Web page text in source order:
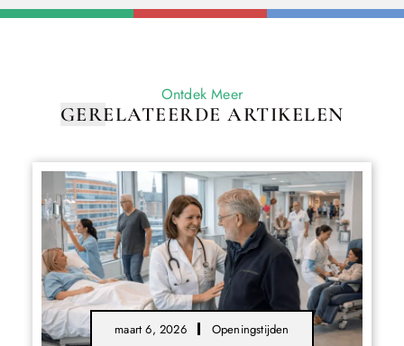
Ontdek Meer
GERELATEERDE ARTIKELEN
maart 6, 2026 Openingstijden